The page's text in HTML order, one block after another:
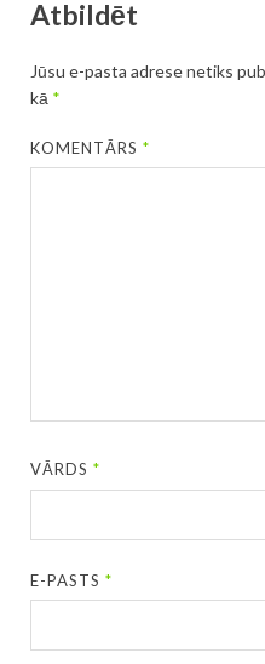
Atbildēt
Jūsu e-pasta adrese netiks
kā *
KOMENTĀRS*
VĀRDS*
E-PASTS*